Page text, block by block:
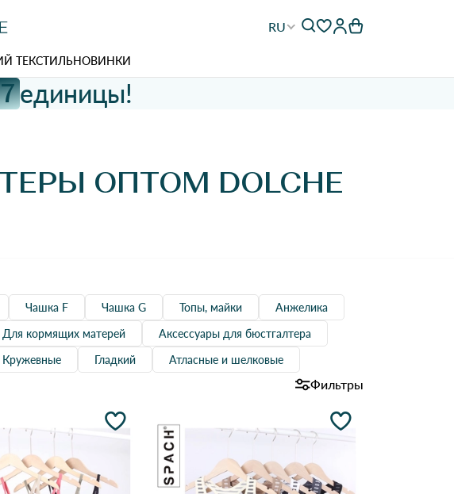
RU
ТЕКСТИЛЬНОВИНКИ
7 единицы!
ОПТОМ DOLCHE
Чашка F Чашка G Топы, майки
Анжелика
Для кормящих матерей
Аксессуары для бюстгалтера
Кружевные Гладкий Атласные и шелковые
Фильтры